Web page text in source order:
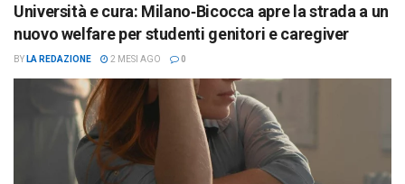
Università e cura: Milano‑Bicocca apre la strada a un
nuovo welfare per studenti genitori e caregiver
BY LA REDAZIONE 2 MESI AGO 0